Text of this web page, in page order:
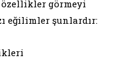
görmeyi
eğilimler şunlardır: